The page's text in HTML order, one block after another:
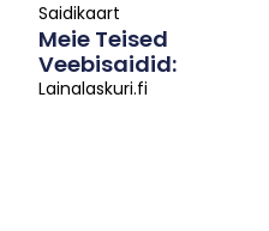
Saidikaart
Meie Teised
Veebisaidid:
Lainalaskuri.fi